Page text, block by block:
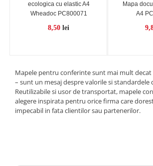
ecologica cu elastic A4
Wheadoc PC800071
8,50lei
Mapa
A4
Mapele pentru conferinte sunt mai mult
– sunt un mesaj despre valorile si standardele
Reutilizabile si usor de transportat, mapele
alegere inspirata pentru orice firma care
impecabil in fata clientilor sau partenerilor.